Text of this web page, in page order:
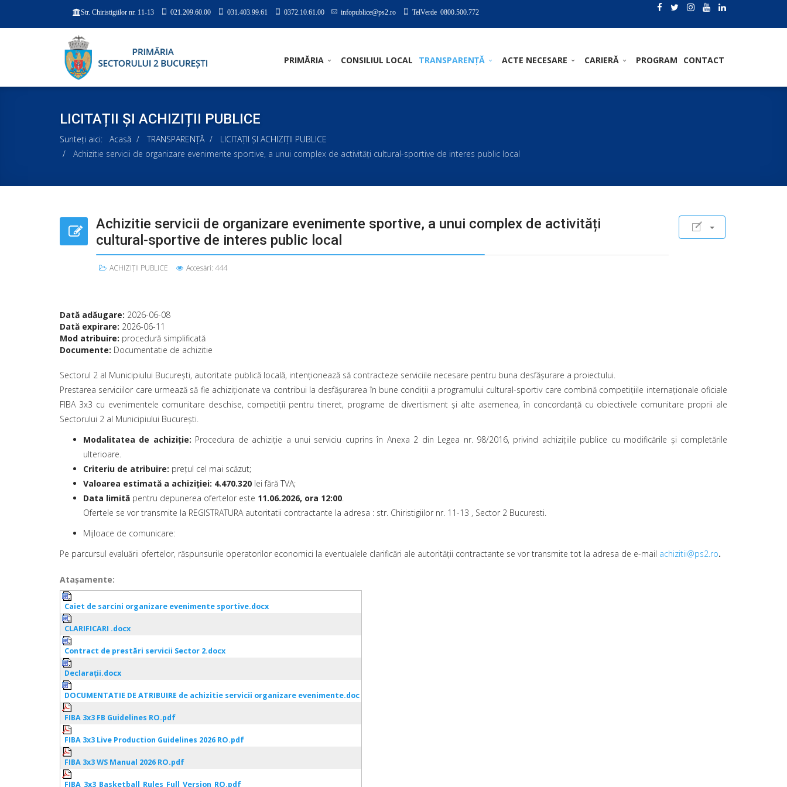
Str. Chiristigiilor nr. 11-13 021.209.60.00 031.403.99.61 0372.10.61.00 infopublice@ps2.ro TelVerde 0800.500.772
PRIMĂRIA CONSILIUL LOCAL TRANSPARENȚĂ ACTE NECESARE CARIERĂ PROGRAM CONTACT
LICITAȚII ȘI ACHIZIȚII PUBLICE
Sunteți aici: Acasă TRANSPARENȚĂ
LICITAȚII ȘI ACHIZIȚII PUBLICE
Achizitie servicii de organizare evenimente sportive, a unui complex de activități cultural-sportive de interes public local
Achizitie servicii de organizare evenimente sportive, a unui complex de activități
cultural-sportive de interes public local
ACHIZIȚII PUBLICE Accesări: 444
Dată adăugare: 2026-06-08
Dată expirare: 2026-06-11
Mod atribuire: procedură simplificată
Documente: Documentatie de achizitie
Sectorul 2 al Municipiului București, autoritate publică locală, intenționează să contracteze serviciile necesare pentru buna desfășurare a proiectului.
Prestarea serviciilor care urmează să fie achiziționate va contribui la desfășurarea în bune condiții a programului cultural-sportiv care combină competițiile internaționale oficiale
FIBA 3x3 cu evenimentele comunitare deschise, competiții pentru tineret, programe de divertisment și alte asemenea, în concordanță cu obiectivele comunitare proprii ale
Sectorului 2 al Municipiului București.
Modalitatea de achiziţie: Procedura de achiziție a unui serviciu cuprins în Anexa 2 din Legea nr. 98/2016, privind achizițiile publice cu modificările și completările
ulterioare.
Criteriu de atribuire: preţul cel mai scăzut;
Valoarea estimată a achiziției: 4.470.320 lei fără TVA;
Data limită pentru depunerea ofertelor este 11.06.2026, ora 12:00.
Ofertele se vor transmite la REGISTRATURA autoritatii contractante la adresa : str. Chiristigiilor nr. 11-13 , Sector 2 Bucuresti.
Mijloace de comunicare:
Pe parcursul evaluării ofertelor, răspunsurile operatorilor economici la eventualele clarificări ale autorității contractante se vor transmite tot la adresa de e-mail achizitii@ps2.ro.
Ataşamente:
Caiet de sarcini organizare evenimente sportive.docx
CLARIFICARI .docx
Contract de prestări servicii Sector 2.docx
Declarații.docx
DOCUMENTATIE DE ATRIBUIRE de achizitie servicii organizare evenimente.doc
FIBA 3x3 FB Guidelines RO.pdf
FIBA 3x3 Live Production Guidelines 2026 RO.pdf
FIBA 3x3 WS Manual 2026 RO.pdf
FIBA_3x3_Basketball_Rules_Full_Version_RO.pdf